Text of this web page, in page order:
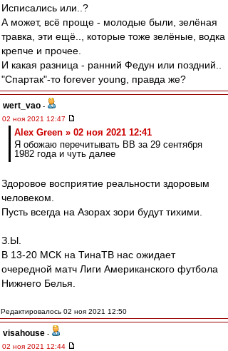
Исписались или..?
А может, всё проще - молодые были, зелёная
травка, эти ещё.., которые тоже зелёные, водка
крепче и прочее.
И какая разница - ранний Федун или поздний..
"Спартак"-то forever young, правда же?
wert_vao -
02 ноя 2021 12:47
Alex Green » 02 ноя 2021 12:41
Я обожаю перечитывать ВВ за 29 сентября
1982 года и чуть далее
Здоровое восприятие реальности здоровым
человеком.
Пусть всегда на Азорах зори будут тихими.
З.Ы.
В 13-20 МСК на ТинаТВ нас ожидает
очередной матч Лиги Американского футбола
Нижнего Белья.
Редактировалось 02 ноя 2021 12:50
visahouse -
02 ноя 2021 12:44